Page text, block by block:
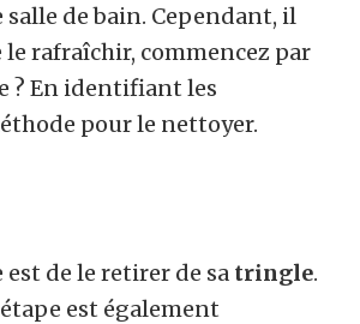
de bain. Cependant, il
le rafraîchir, commencez par
? En identifiant les
pour le nettoyer.
de le retirer de sa tringle.
est également